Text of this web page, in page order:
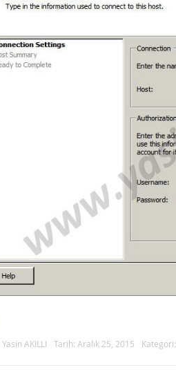
Yasin AKILLI Tarih: Aralık 25, 2015 Kategori: